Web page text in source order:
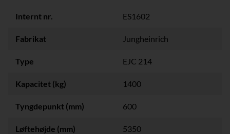
Internt nr. ES1602
Fabrikat Jungheinrich
Type EJC 214
Kapacitet (kg) 1400
Tyngdepunkt (mm) 600
Løftehøjde (mm) 5350